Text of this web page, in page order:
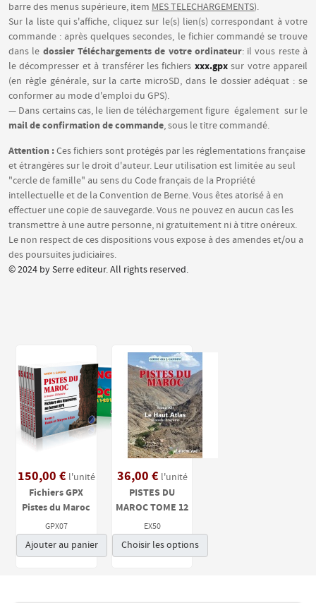
barre des menus supérieure, item MES TELECHARGEMENTS).
Sur la liste qui s'affiche, cliquez sur le(s) lien(s) correspondant à votre
commande : après quelques secondes, le fichier commandé se trouve
dans le dossier Téléchargements de votre ordinateur: il vous reste à
le décompresser et à transférer les fichiers xxx.gpxsur votre appareil
(en règle générale, sur la carte microSD, dans le dossier adéquat : se
conformer au mode d'emploi du GPS).
— Dans certains cas, le lien de téléchargement figure également sur le
mail de confirmation de commande, sous le titre commandé.
Attention :Ces fichiers sont protégés par les réglementations française
et étrangères sur le droit d'auteur. Leur utilisation est limitée au seul
"cercle de famille" au sens du Code français de la Propriété
intellectuelle et de la Convention de Berne. Vous êtes atorisé à en
effectuer une copie de sauvegarde. Vous ne pouvez en aucun cas les
transmettre à une autre personne, ni gratuitement ni à titre onéreux.
Le non respect de ces dispositions vous expose à des amendes et/ou a
des poursuites judiciaires.
© 2024 by Serre editeur. All rights reserved.
150,00 € l'unité
Fichiers GPX
Pistes du Maroc
GPX07
Ajouter au panier
36,00 € l'unité
PISTES DU
MAROC TOME 12
EX50
Choisir les options